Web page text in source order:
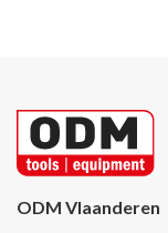
ODM Vlaanderen